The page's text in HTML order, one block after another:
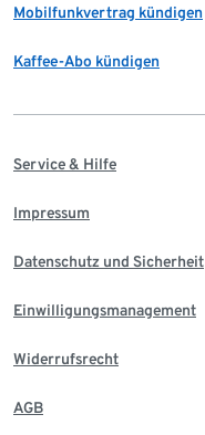
Mobilfunkvertrag kündigen
Kaffee-Abo kündigen
Service & Hilfe
Impressum
Datenschutz und Sicherheit
Einwilligungsmanagement
Widerrufsrecht
AGB